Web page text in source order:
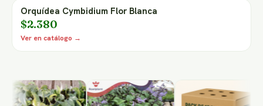
Orquídea Cymbidium Flor Blanca
$2.380
Ver en catálogo →